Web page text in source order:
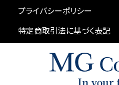
プライバシーポリシー
特定商取引法に基づく表記